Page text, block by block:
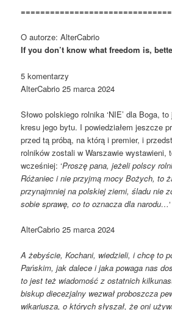
O autorze: AlterCabrio
If you don’t know what freedom is,
5 komentarzy
AlterCabrio 25 marca 2024
Słowo polskiego rolnika ‘NIE’ dla Boga,
kresu jego bytu. I powiedziałem jeszcze
przed tą próbą, na którą i premier, i
rolników zostali w Warszawie wystawieni,
wcześniej: ‘Proszę pana, jeżeli polscy
Różaniec i nie przyjmą mocy Bożych, to
przynajmniej na polskiej ziemi, śladu nie
sobie sprawę, co to oznacza dla narodu…‘
AlterCabrio 25 marca 2024
A żebyście, Kochani, wiedzieli, i chcę to
Pańskim, jak dalece i jaka powaga nas
to jest też wiadomość z ostatnich
biskup diecezjalny wezwał proboszcza
wikariusza, o których słyszał, że oni